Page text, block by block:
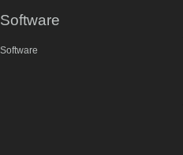
Software
Software